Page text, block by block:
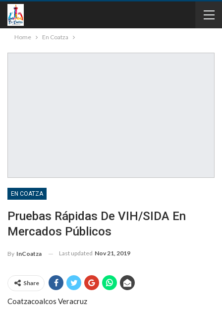
Home En Coatza
EN COATZA
Pruebas Rápidas De VIH/SIDA En
Mercados Públicos
By InCoatza Last updated Nov 21, 2019
Share
Coatzacoalcos Veracruz